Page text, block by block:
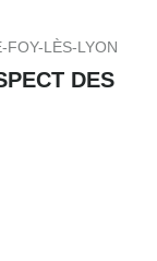
FOY-LÈS-LYON
DES